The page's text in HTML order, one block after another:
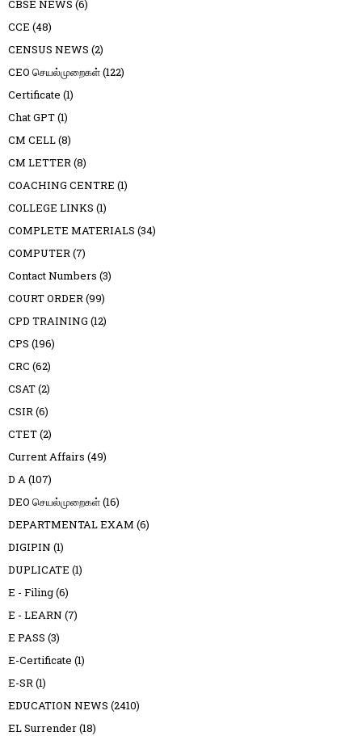
CBSE NEWS (6)
CCE (48)
CENSUS NEWS (2)
CEO செயல்முறைகள்(122)
Certificate (1)
Chat GPT(1)
CM CELL(8)
CM LETTER(8)
COACHING CENTRE (1)
COLLEGE LINKS (1)
COMPLETE MATERIALS (34)
COMPUTER(7)
Contact Numbers (3)
COURT ORDER(99)
CPD TRAINING (12)
CPS (196)
CRC (62)
CSAT(2)
CSIR(6)
CTET(2)
Current Affairs (49)
D A(107)
DEO செயல்முறைகள்(16)
DEPARTMENTAL EXAM (6)
DIGIPIN (1)
DUPLICATE (1)
E - Filing(6)
E - LEARN (7)
E PASS (3)
E-Certificate (1)
E-SR(1)
EDUCATION NEWS (2410)
EL Surrender(18)